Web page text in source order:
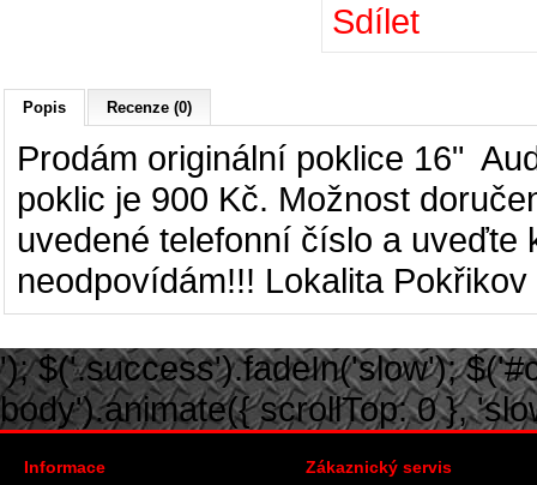
Sdílet
Popis Recenze (0)
Prodám originální poklice 16"
poklic je 900 Kč. Možnost
uvedené telefonní číslo a uveďte
neodpovídám!!! Lokalita
'); $('.success').fadeIn('slow');
body').animate({ scrollTop: 0 },
Informace Zákaznický servis